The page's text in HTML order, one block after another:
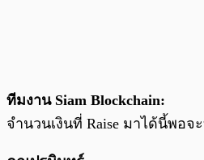
ทีมงาน Siam Blockchain:
จำนวนเงินที่ Raise มาได้นี้พอจ